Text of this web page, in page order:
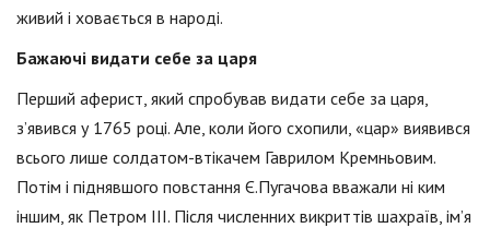
живий і ховається в народі.
Бажаючі видати себе за царя
Перший аферист, який спробував видати себе за царя,
з’явився у 1765 році. Але, коли його схопили, «цар» виявився
всього лише солдатом-втікачем Гаврилом Кремньовим.
Потім і піднявшого повстання Є.Пугачова вважали ні ким
іншим, як Петром III. Після численних викриттів шахраїв, ім’я